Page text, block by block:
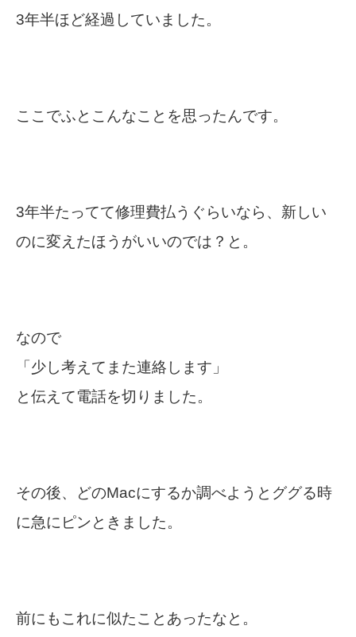
3年半ほど経過していました。
ここでふとこんなことを思ったんです。
3年半たってて修理費払うぐらいなら、新しい
のに変えたほうがいいのでは？と。
なので
「少し考えてまた連絡します」
と伝えて電話を切りました。
その後、どのMacにするか調べようとググる時
に急にピンときました。
前にもこれに似たことあったなと。